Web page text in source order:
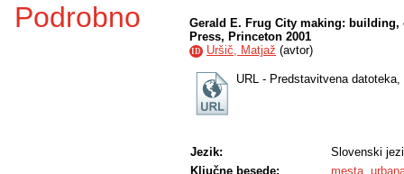
Podrobno
Gerald E. Frug City making:
Press, Princeton 2001
ID Uršič, Matjaž (avtor)
URL - Predstavitvena
Jezik:
Slovenski
Ključne besede:
mesta,